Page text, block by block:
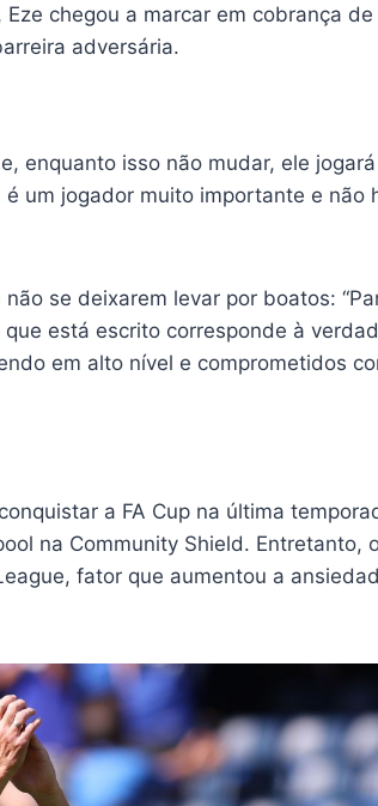
chegou a marcar em cobrança
adversária.
enquanto isso não mudar, ele
é um jogador muito importante e não
se deixarem levar por boatos:
está escrito corresponde à
em alto nível e comprometidos
a FA Cup na última
na Community Shield. Entretanto,
fator que aumentou a